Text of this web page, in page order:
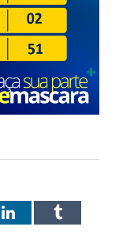
LinkedInTumblr